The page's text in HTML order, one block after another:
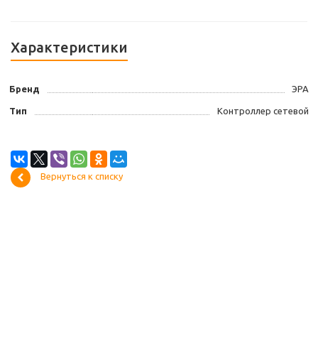
Характеристики
Бренд ЭРА
Тип Контроллер сетевой
Вернуться к списку